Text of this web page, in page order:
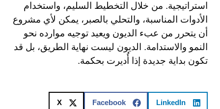
استراتيجية. من خلال التخطيط السليم، واستخدام
الأدوات المناسبة، والتحلي بالصبر، يمكن لأي مشروع
أن يتحرر من عبء الديون ويعيد توجيه موارده نحو
النمو والاستدامة. الديون ليست نهاية الطريق، بل قد
تكون بداية جديدة إذا أُديرت بحكمة.
LinkedIn
Facebook
X